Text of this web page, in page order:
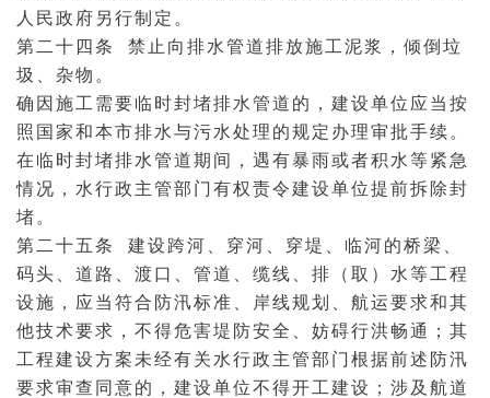
人民政府另行制定。
第二十四条 禁止向排水管道排放施工泥浆，倾倒垃
圾、杂物。
确因施工需要临时封堵排水管道的，建设单位应当按
照国家和本市排水与污水处理的规定办理审批手续。
在临时封堵排水管道期间，遇有暴雨或者积水等紧急
情况，水行政主管部门有权责令建设单位提前拆除封
堵。
第二十五条 建设跨河、穿河、穿堤、临河的桥梁、
码头、道路、渡口、管道、缆线、排（取）水等工程
设施，应当符合防汛标准、岸线规划、航运要求和其
他技术要求，不得危害堤防安全、妨碍行洪畅通；其
工程建设方案未经有关水行政主管部门根据前述防汛
要求审查同意的，建设单位不得开工建设；涉及航道